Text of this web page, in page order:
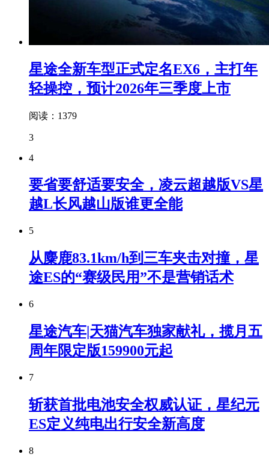
星途全新车型正式定名EX6，主打年
轻操控，预计2026年三季度上市
阅读：1379
3
4
要省要舒适要安全，凌云超越版VS星
越L长风越山版谁更全能
5
从麋鹿83.1km/h到三车夹击对撞，星
途ES的“赛级民用”不是营销话术
6
星途汽车|天猫汽车独家献礼，揽月五
周年限定版159900元起
7
斩获首批电池安全权威认证，星纪元
ES定义纯电出行安全新高度
8